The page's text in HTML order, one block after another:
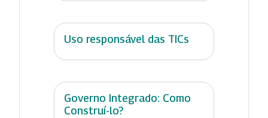
Uso responsável das TICs
Governo Integrado: Como
Construí-lo?